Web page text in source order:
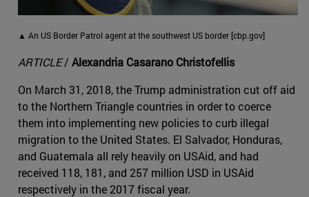
▲ An US Border Patrol agent at the southwest US border [cbp.gov]
ARTICLE/ Alexandria Casarano Christofellis
On March 31, 2018, the Trump administration cut off aid
to the Northern Triangle countries in order to coerce
them into implementing new policies to curb illegal
migration to the United States. El Salvador, Honduras,
and Guatemala all rely heavily on USAid, and had
received 118, 181, and 257 million USD in USAid
respectively in the 2017 fiscal year.